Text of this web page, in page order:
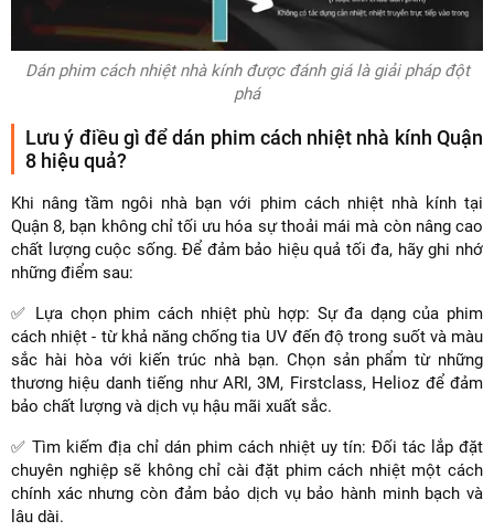
Dán phim cách nhiệt nhà kính được đánh giá là giải pháp đột
phá
Lưu ý điều gì để dán phim cách nhiệt nhà kính Quận
8 hiệu quả?
Khi nâng tầm ngôi nhà bạn với phim cách nhiệt nhà kính tại
Quận 8, bạn không chỉ tối ưu hóa sự thoải mái mà còn nâng cao
chất lượng cuộc sống. Để đảm bảo hiệu quả tối đa, hãy ghi nhớ
những điểm sau:
✅ Lựa chọn phim cách nhiệt phù hợp: Sự đa dạng của phim
cách nhiệt - từ khả năng chống tia UV đến độ trong suốt và màu
sắc hài hòa với kiến trúc nhà bạn. Chọn sản phẩm từ những
thương hiệu danh tiếng như ARI, 3M, Firstclass, Helioz để đảm
bảo chất lượng và dịch vụ hậu mãi xuất sắc.
✅ Tìm kiếm địa chỉ dán phim cách nhiệt uy tín: Đối tác lắp đặt
chuyên nghiệp sẽ không chỉ cài đặt phim cách nhiệt một cách
chính xác nhưng còn đảm bảo dịch vụ bảo hành minh bạch và
lâu dài.